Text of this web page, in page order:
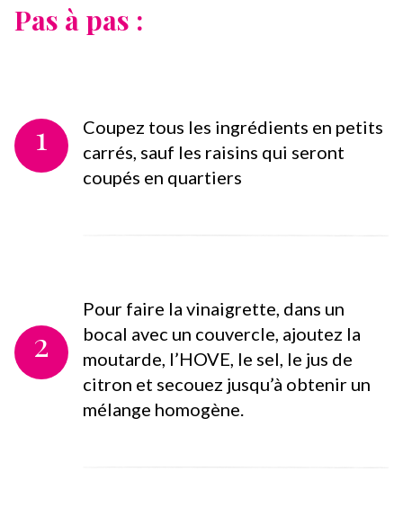
Pas à pas :
1
Coupez tous les ingrédients en petits
carrés, sauf les raisins qui seront
coupés en quartiers
2
Pour faire la vinaigrette, dans un
bocal avec un couvercle, ajoutez la
moutarde, l’HOVE, le sel, le jus de
citron et secouez jusqu’à obtenir un
mélange homogène.